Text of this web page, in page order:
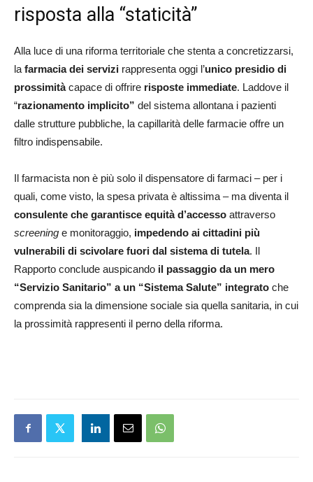
risposta alla “staticità”
Alla luce di una riforma territoriale che stenta a concretizzarsi,
la farmacia dei servizi rappresenta oggi l’unico presidio di
prossimitàcapace di offrire risposte immediate. Laddove il
“razionamento implicito” del sistema allontana i pazienti
dalle strutture pubbliche, la capillarità delle farmacie offre un
filtro indispensabile.
Il farmacista non è più solo il dispensatore di farmaci – per i
quali, come visto, la spesa privata è altissima – ma diventa il
consulente che garantisce equità d’accesso attraverso
screening e monitoraggio, impedendo ai cittadini più
vulnerabili di scivolare fuori dal sistema di tutela. Il
Rapporto conclude auspicando il passaggio da un mero
“Servizio Sanitario” a un “Sistema Salute” integrato che
comprenda sia la dimensione sociale sia quella sanitaria, in cui
la prossimità rappresenti il perno della riforma.